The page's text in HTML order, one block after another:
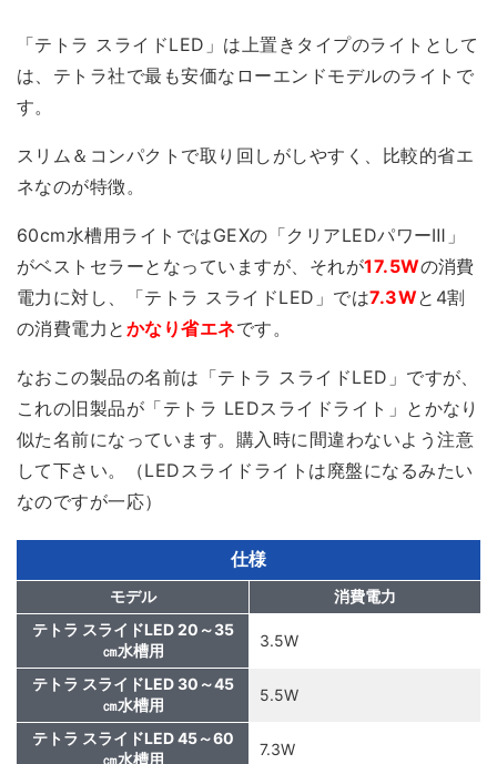
「テトラ スライドLED」は上置きタイプのライトとして
は、テトラ社で最も安価なローエンドモデルのライト で
す。
スリム＆コンパクトで取り回しがしやすく、比較的省エ
ネなのが特徴。
60cm水槽用ライトではGEXの「クリアLEDパワーⅢ」
がベストセラーとなっていますが、それが17.5Wの消費
電力に対し、「テトラ スライドLED」では7.3Wと 4割
の消費電力 と かなり省エネです。
なおこの製品の名前は「テトラ スライドLED」ですが、
これの旧製品が「テトラ LEDスライドライト」とかなり
似た名前になっています。購入時に間違わないよう注意
して下さい。（LEDスライドライトは廃盤になるみたい
なのですが一応）
仕様
モデル
消費電力
テトラ スライドLED 20～35
㎝水槽用
3.5W
テトラ スライドLED 30～45
㎝水槽用
5.5W
テトラ スライドLED 45～60
㎝水槽用
7.3W